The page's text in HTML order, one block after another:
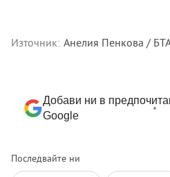
Източник: Анелия Пенкова /
Добави ни в
Google
Последвайте ни